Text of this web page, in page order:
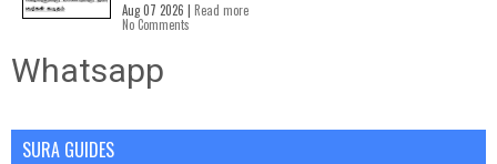
Aug 07 2026 | Read more
No Comments
Whatsapp
SURA GUIDES